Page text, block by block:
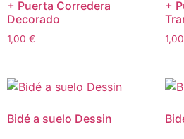
+ Puerta Corredera
Decorado
1,00 €
+
1,00
Bidé a suelo Dessin